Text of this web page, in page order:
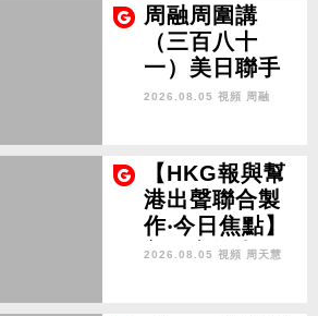
已全面部署 20
28年1月台灣選
舉是臨界點？
周融周圍講
（三百八十
一）美日聯手
救日圓 救得今
又近一步？
2026.08.05 視頻 周融
【HKG報與幫
港出聲聯合製
作‧今日焦點】
美國害怕中國
2026.08.05 視頻 周天慧